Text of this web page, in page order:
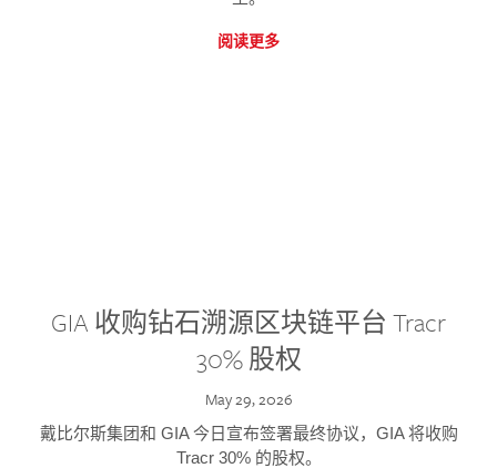
阅读更多
GIA 收购钻石溯源区块链平台 Tracr
30% 股权
May 29, 2026
戴比尔斯集团和 GIA 今日宣布签署最终协议，GIA 将收购
Tracr 30% 的股权。